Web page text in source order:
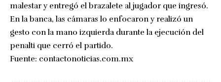
malestar y entregó el brazalete al jugador que ingresó.
En la banca, las cámaras lo enfocaron y realizó un
gesto con la mano izquierda durante la ejecución del
penalti que cerró el partido.
Fuente: contactonoticias.com.mx